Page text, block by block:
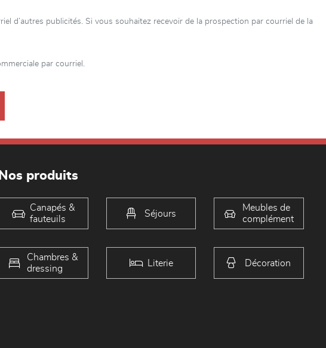
d’autres publicités. Si vous souhaitez recevoir de la prospection par courriel de la
par courriel.
Nos produits
Canapés &
fauteuils
Séjours
Meubles de
complément
Chambres &
dressing
Literie Décoration